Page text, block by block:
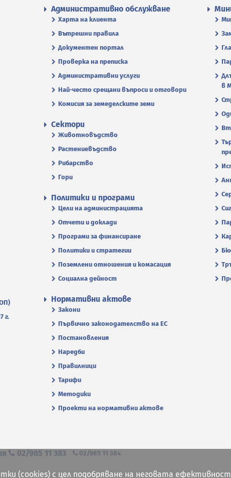
Административно обслужване
Харта на клиента
Вътрешни правила
Документен портал
Проверка на преписка
Административни услуги
Най-често срещани въпроси и отговори
Комисия за земеделските земи
в
Сектори
Животновъдство
Растениевъдство
Рибарство
Гори
Политики и програми
Цели на администрацията
Отчети и доклади
Програми за финансиране
Политики и стратегии
Поземлени отношения и комасация
Социална дейност
г.
Нормативни актове
Закони
Първично законодателство на ЕС
Постановления
Наредби
Правилници
Тарифи
Методики
Проекти на нормативни актове
02/985 11 383 02/985 11 384
(cookies) с цел подобряване на неговата